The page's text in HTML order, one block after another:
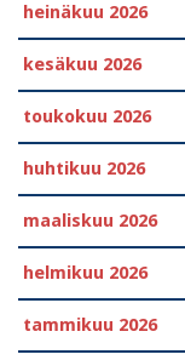
heinäkuu 2026
kesäkuu 2026
toukokuu 2026
huhtikuu 2026
maaliskuu 2026
helmikuu 2026
tammikuu 2026